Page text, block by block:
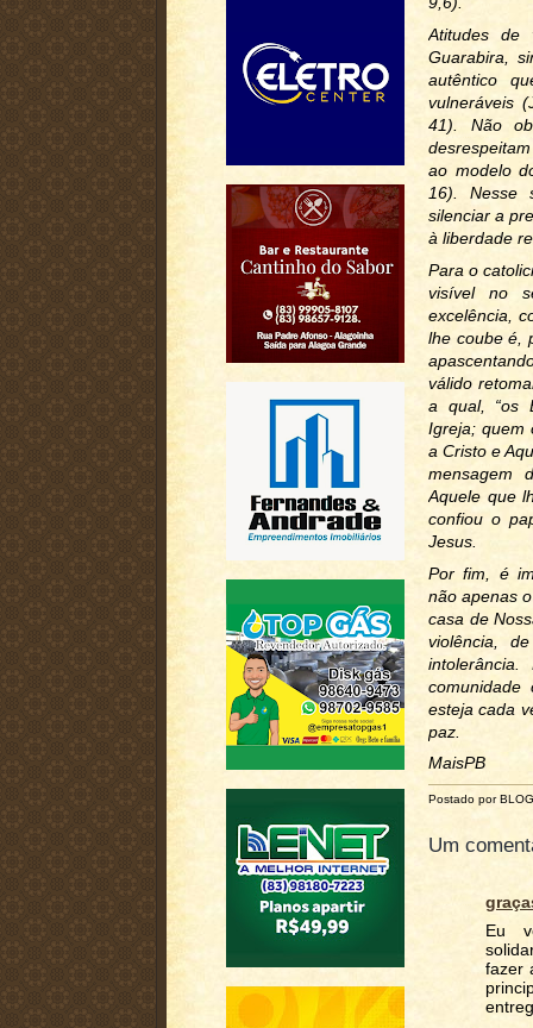
Atitudes de
Guarabira,
autêntico
vulneráveis
41). Não
ao modelo
16). Nesse
silenciar a
à liberdade
Para o
visível no
excelência,
lhe coube é,
válido
a qual, “os
Igreja; quem
a Cristo e
mensagem
Aquele que
confiou o
Jesus.
Por fim, é
não apenas
casa de
violência,
comunidade
esteja cada
paz.
MaisPB
Postado por
Um
Eu
fazer